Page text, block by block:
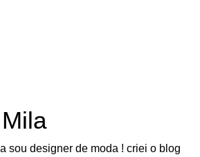
sou designer de moda ! criei o blog